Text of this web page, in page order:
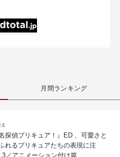
月間ランキング
探偵プリキュア！』ED 、可愛さと
れるプリキュアたちの表現に注
／アニメーション付け篇